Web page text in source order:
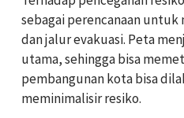
sebagai perencanaan
dan jalur evakuasi. Peta
utama, sehingga bisa
pembangunan kota bisa
meminimalisir resiko.